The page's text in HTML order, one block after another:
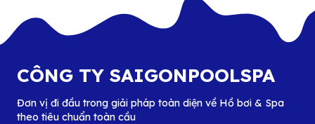
CÔNG TY SAIGONPOOLSPA
Đơn vị đi đầu trong giải pháp toàn diện về Hồ bơi & Spa
theo tiêu chuẩn toàn cầu